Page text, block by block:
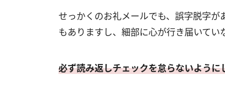
せっかくのお礼メールでも、誤字脱字
もありますし、細部に心が行き届いてい
必ず読み返しチェックを怠らないように